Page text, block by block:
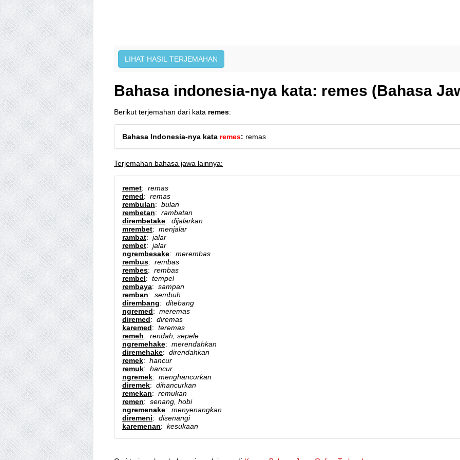
Bahasa indonesia-nya kata: remes (Bahasa
Berikut terjemahan dari kata remes:
Bahasa Indonesia-nya kata remes: remas
Terjemahan bahasa jawa lainnya:
remet: remas
remed: remas
rembulan: bulan
rembetan: rambatan
dirembetake: dijalarkan
mrembet: menjalar
rambat: jalar
rembet: jalar
ngrembesake: merembas
rembus: rembas
rembes: rembas
rembel: tempel
rembaya: sampan
remban: sembuh
dirembang: ditebang
ngremed: meremas
diremed: diremas
karemed: teremas
remeh: rendah, sepele
ngremehake: merendahkan
diremehake: direndahkan
remek: hancur
remuk: hancur
ngremek: menghancurkan
diremek: dihancurkan
remekan: remukan
remen: senang, hobi
ngremenake: menyenangkan
diremeni: disenangi
karemenan: kesukaan